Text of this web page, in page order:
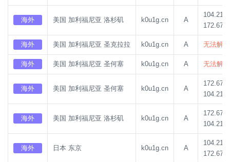
海外 美国 加利福尼亚 洛杉矶 k0u1g.cn A
海外 美国 加利福尼亚 圣克拉拉 k0u1g.cn A 无法解析
海外 美国 加利福尼亚 圣何塞 k0u1g.cn A 无法解析
海外 美国 加利福尼亚 圣何塞 k0u1g.cn A
海外 美国 加利福尼亚 洛杉矶 k0u1g.cn A
海外 日本 东京 k0u1g.cn A